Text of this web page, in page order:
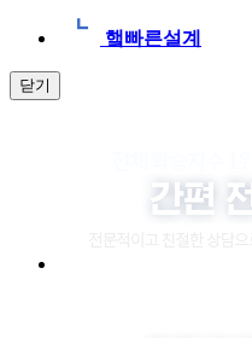
햌빠른설계
닫기